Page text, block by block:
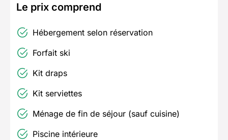
Le prix comprend
Hébergement selon réservation
Forfait ski
Kit draps
Kit serviettes
Ménage de fin de séjour (sauf cuisine)
Piscine intérieure